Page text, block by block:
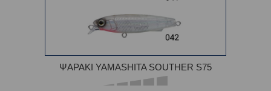
ΨΑΡΑΚΙ YAMASHITA SOUTHER S75